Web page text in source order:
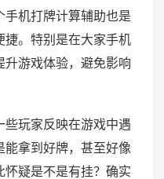
手机打牌计算辅助也是
捷。特别是在大家手机
游戏体验，避免影响
玩家反映在游戏中遇
拿到好牌，甚至好像
疑是不是有挂？确实